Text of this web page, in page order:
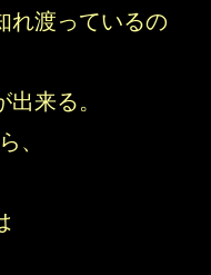
れ渡っているの
来る。
、